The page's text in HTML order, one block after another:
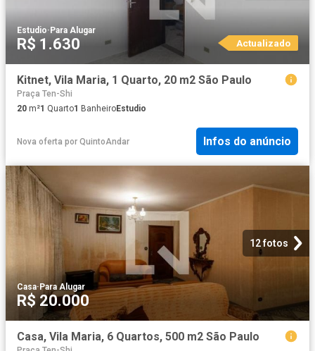
Estudio· Para Alugar
R$ 1.630 Actualizado
Kitnet, Vila Maria, 1 Quarto, 20 m2 São Paulo
Praça Ten-Shi
20 m²1 Quarto1 BanheiroEstudio
Nova oferta por QuintoAndar Infos do anúncio
12 fotos
Casa·Para Alugar
R$ 20.000
Casa, Vila Maria, 6 Quartos, 500 m2 São Paulo